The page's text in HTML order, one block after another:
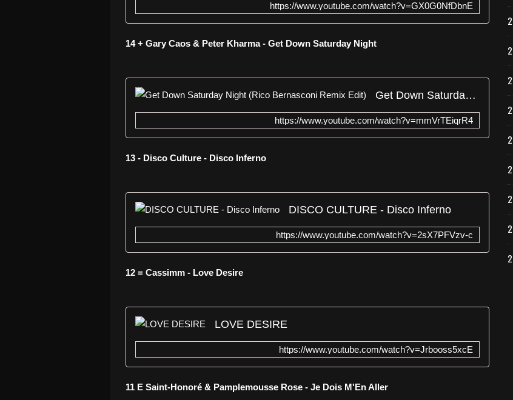
https://www.youtube.com/watch?v=GX0G0NfDbnE
14 + Gary Caos & Peter Kharma - Get Down Saturday Night
Get Down Saturday Night (Rico Bernasconi Remix Edit)
https://www.youtube.com/watch?v=mmVrTEiqrR4
13 - Disco Culture - Disco Inferno
DISCO CULTURE - Disco Inferno
https://www.youtube.com/watch?v=2sX7PFVzv-c
12 = Cassimm - Love Desire
LOVE DESIRE
https://www.youtube.com/watch?v=Jrbooss5xcE
11 E Saint-Honoré & Pamplemousse Rose - Je Dois M'En Aller